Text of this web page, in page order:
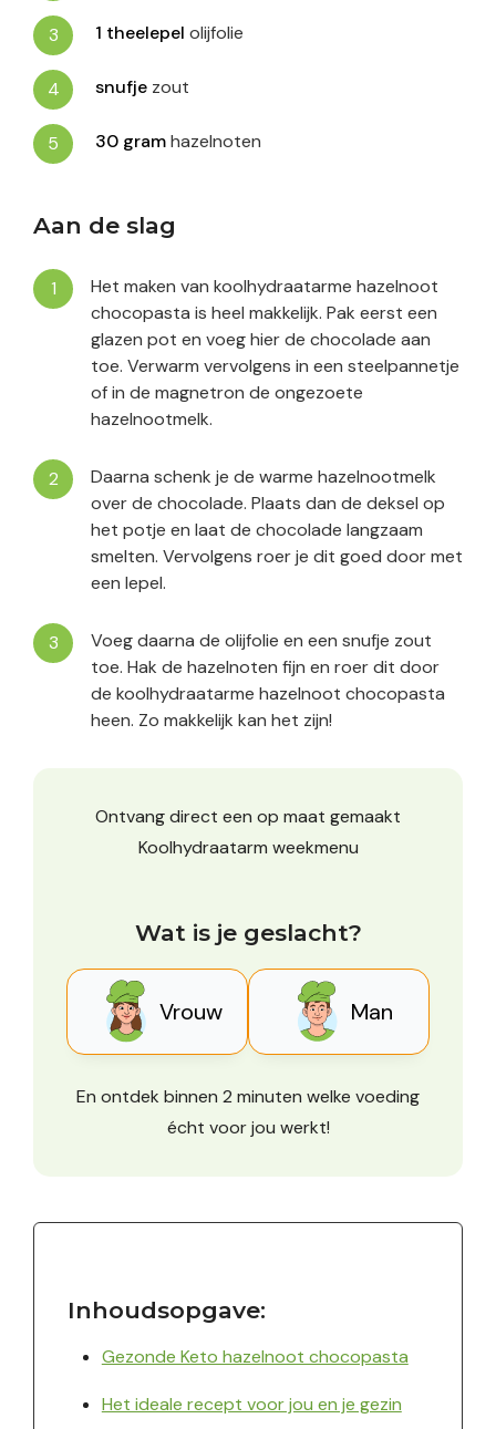
1 theelepel olijfolie
snufje zout
30 gramhazelnoten
Aan de slag
Het maken van koolhydraatarme hazelnoot
chocopasta is heel makkelijk. Pak eerst een
glazen pot en voeg hier de chocolade aan
toe. Verwarm vervolgens in een steelpannetje
of in de magnetron de ongezoete
hazelnootmelk.
Daarna schenk je de warme hazelnootmelk
over de chocolade. Plaats dan de deksel op
het potje en laat de chocolade langzaam
smelten. Vervolgens roer je dit goed door met
een lepel.
Voeg daarna de olijfolie en een snufje zout
toe. Hak de hazelnoten fijn en roer dit door
de koolhydraatarme hazelnoot chocopasta
heen. Zo makkelijk kan het zijn!
Ontvang direct een op maat gemaakt
Koolhydraatarm weekmenu
Wat is je geslacht?
Vrouw Man
En ontdek binnen 2 minuten welke voeding
écht voor jou werkt!
Inhoudsopgave:
Gezonde Keto hazelnoot chocopasta
Het ideale recept voor jou en je gezin